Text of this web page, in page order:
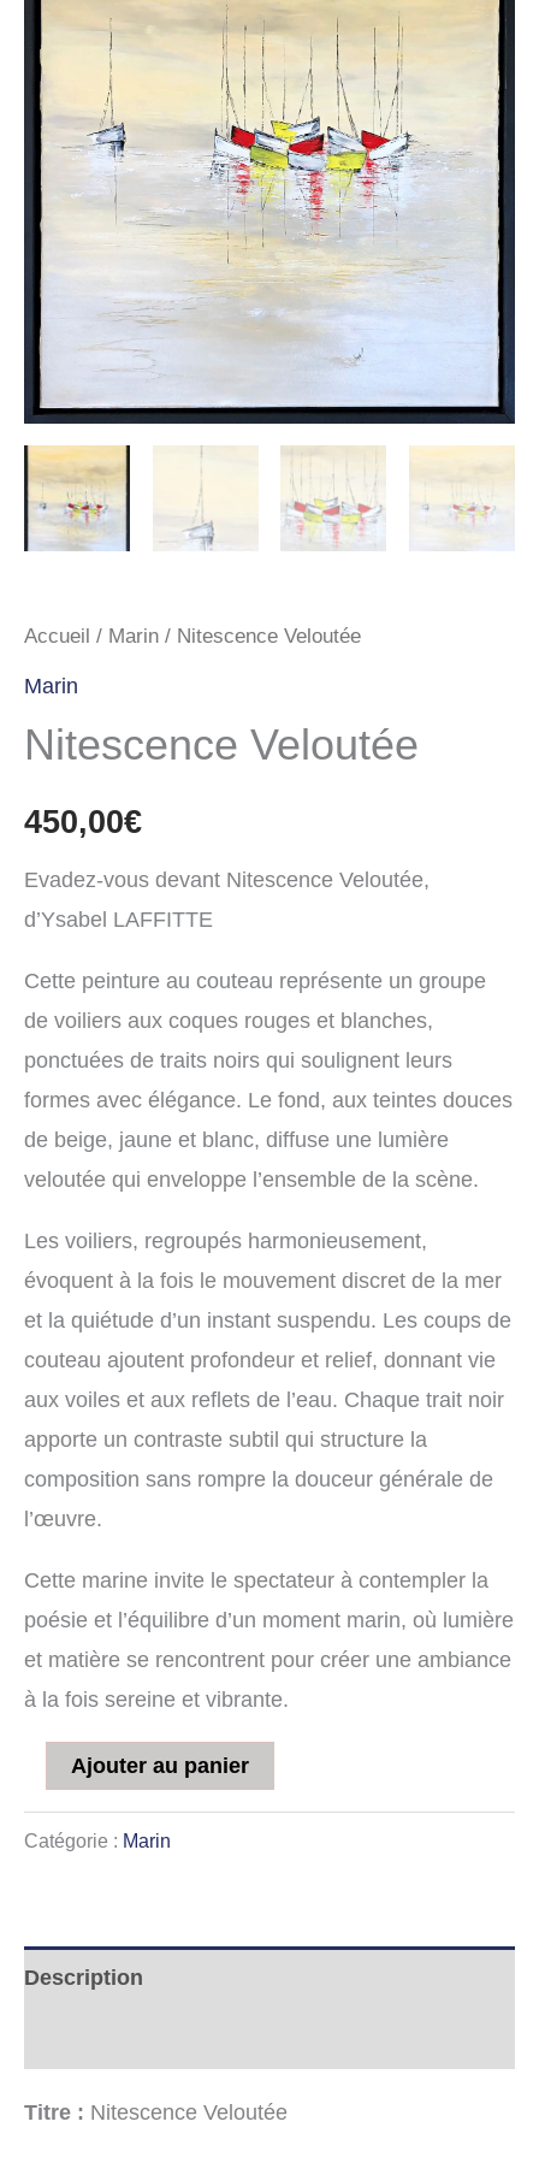
Accueil / Marin / Nitescence Veloutée
Marin
Nitescence Veloutée
450,00€
Evadez-vous devant Nitescence Veloutée,
d’Ysabel LAFFITTE
Cette peinture au couteau représente un groupe
de voiliers aux coques rouges et blanches,
ponctuées de traits noirs qui soulignent leurs
formes avec élégance. Le fond, aux teintes douces
de beige, jaune et blanc, diffuse une lumière
veloutée qui enveloppe l’ensemble de la scène.
Les voiliers, regroupés harmonieusement,
évoquent à la fois le mouvement discret de la mer
et la quiétude d’un instant suspendu. Les coups de
couteau ajoutent profondeur et relief, donnant vie
aux voiles et aux reflets de l’eau. Chaque trait noir
apporte un contraste subtil qui structure la
composition sans rompre la douceur générale de
l’œuvre.
Cette marine invite le spectateur à contempler la
poésie et l’équilibre d’un moment marin, où lumière
et matière se rencontrent pour créer une ambiance
à la fois sereine et vibrante.
Ajouter au panier
Catégorie : Marin
Description
Titre : Nitescence Veloutée